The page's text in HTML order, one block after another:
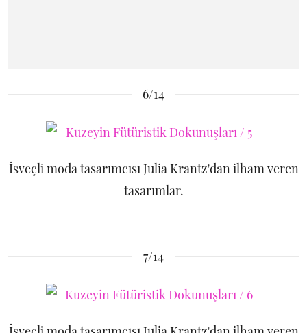
6/14
İsveçli moda tasarımcısı Julia Krantz'dan ilham veren
tasarımlar.
7/14